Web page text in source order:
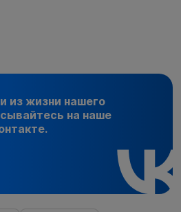
из жизни нашего
на наше